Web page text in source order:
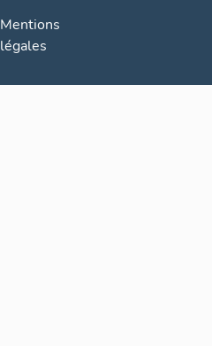
Mentions
légales